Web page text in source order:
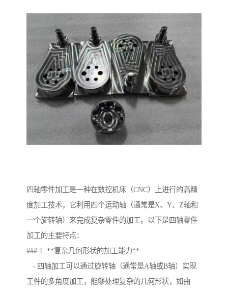
四轴零件加工是一种在数控机床（CNC）上进行的高精
度加工技术，它利用四个运动轴（通常是X、Y、Z轴和
一个旋转轴）来完成复杂零件的加工。以下是四轴零件
加工的主要特点：
### 1. **复杂几何形状的加工能力**
- 四轴加工可以通过旋转轴（通常是A轴或B轴）实现
工件的多角度加工，能够处理复杂的几何形状，如曲